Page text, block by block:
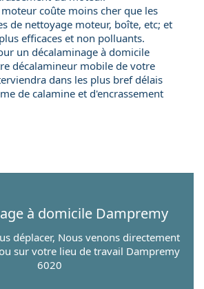
coûte moins cher que les
de nettoyage moteur, boîte, etc; et
efficaces et non polluants.
un décalaminage à domicile
décalamineur mobile de votre
dans les plus bref délais
de calamine et d'encrassement
à domicileDampremy
déplacer, Nous venons directement
sur votre lieu de travail Dampremy
6020